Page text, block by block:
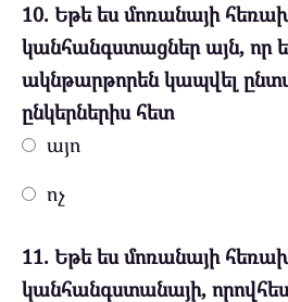
10. Եթե ես մոռանայի
կանհանգստացներ այն, որ
ակնթարթորեն կապվել
ընկերներիս հետ
այո
ոչ
11. Եթե ես մոռանայի
կանհանգստանայի,